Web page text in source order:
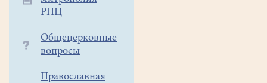
РПЦ
Общецерковные
вопросы
Православная